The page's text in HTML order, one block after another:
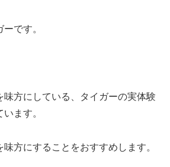
です。
味方にしている、タイガーの実体験
ます。
方にすることをおすすめします。